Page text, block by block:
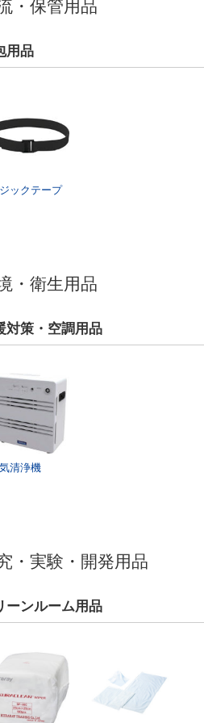
・保管用品
用品
ックテープ
・衛生用品
対策・空調用品
清浄機
・実験・開発用品
ーンルーム用品